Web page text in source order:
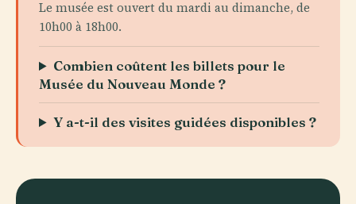
Le musée est ouvert du mardi au dimanche, de
10h00 à 18h00.
Combien coûtent les billets pour le
Musée du Nouveau Monde ?
Y a-t-il des visites guidées disponibles ?